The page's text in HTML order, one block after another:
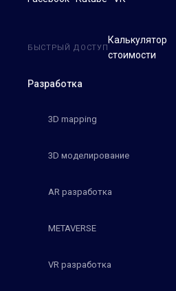
Разработка
3D mapping
3D моделирование
AR разработка
METAVERSE
VR разработка
БЫСТРЫЙ ДОСТУП
Калькулятор
стоимости